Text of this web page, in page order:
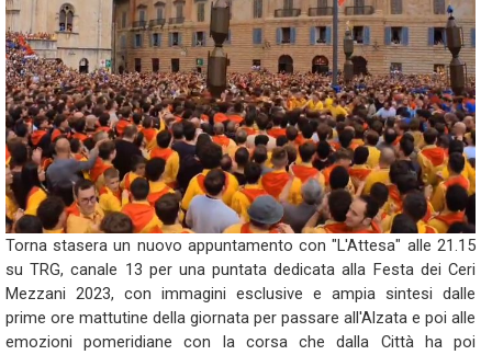
Torna stasera un nuovo appuntamento con "L'Attesa" alle 21.15
su TRG, canale 13 per una puntata dedicata alla Festa dei Ceri
Mezzani 2023, con immagini esclusive e ampia sintesi dalle
prime ore mattutine della giornata per passare all'Alzata e poi alle
emozioni pomeridiane con la corsa che dalla Città ha poi